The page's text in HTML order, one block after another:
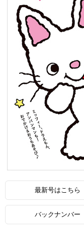
最新号はこちら
バックナンバー